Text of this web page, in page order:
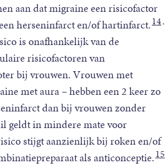
aan dat migraine een risicofactor
herseninfarct en/of hartinfarct.14,
is onafhankelijk van de
risicofactoren van
bij vrouwen. Vrouwen met
met aura – hebben een 2 keer zo
dan bij vrouwen zonder
geldt in mindere mate voor
stijgt aanzienlijk bij roken en/of
als anticonceptie.15